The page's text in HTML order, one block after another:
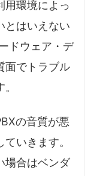
用環境によっ
とはいえない
ドウェア・デ
面でトラブル
の音質が悪
いきます。
場合はベンダ